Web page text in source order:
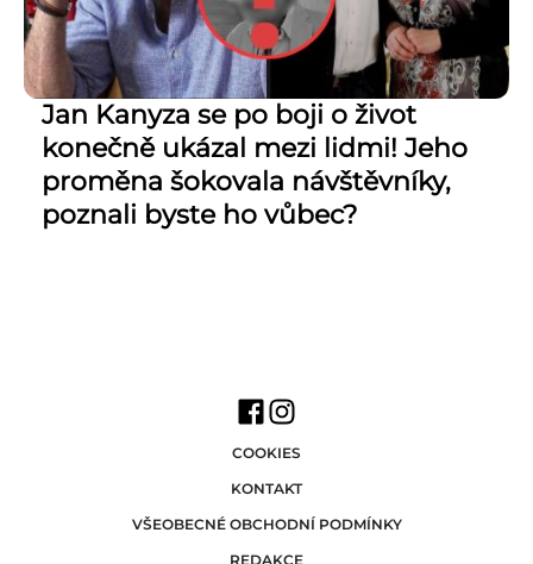
Jan Kanyza se po boji o život
konečně ukázal mezi lidmi! Jeho
proměna šokovala návštěvníky,
poznali byste ho vůbec?
COOKIES
KONTAKT
VŠEOBECNÉ OBCHODNÍ PODMÍNKY
REDAKCE